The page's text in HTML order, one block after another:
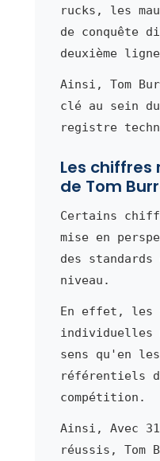
rucks, les
de conquête
deuxième
Ainsi, Tom
clé au sein
registre
Les
de Tom
Certains
mise en
des
niveau.
En effet, les
individuelles
sens qu'en
référentiels
compétition.
Ainsi, Avec
réussis, Tom